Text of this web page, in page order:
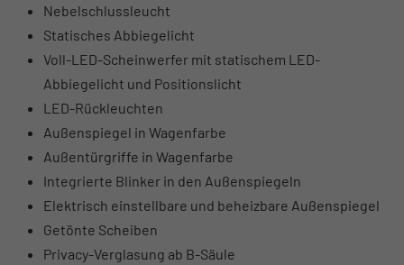
Nebelschlussleucht
Statisches Abbiegelicht
Voll-LED-Scheinwerfer mit statischem LED-
Abbiegelicht und Positionslicht
LED-Rückleuchten
Außenspiegel in Wagenfarbe
Außentürgriffe in Wagenfarbe
Integrierte Blinker in den Außenspiegeln
Elektrisch einstellbare und beheizbare Außenspiegel
Getönte Scheiben
Privacy-Verglasung ab B-Säule